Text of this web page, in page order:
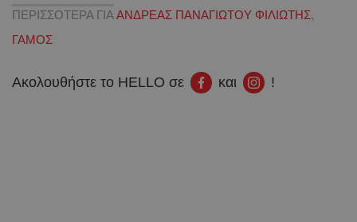
ΠΕΡΙΣΣΟΤΕΡΑ ΓΙΑ ΑΝΔΡΕΑΣ ΠΑΝΑΓΙΩΤΟΥ ΦΙΛΙΩΤΗΣ,
ΓΑΜΟΣ
Ακολουθήστε το HELLO σε και !